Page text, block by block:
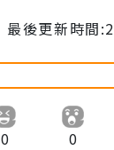
最後更新時間
0 0